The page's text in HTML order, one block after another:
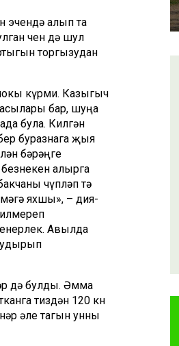
эчендә алып та
өчен дә шул
торгызудан
күрми. Казыгыч
бар, шуңа
була. Килгән
буразнага җыя
бәрәңге
алырга
чүпләп тә
яхшы», – дия-
Авылда
дә булды. Әмма
тиздән 120 көн
әле тагын унны